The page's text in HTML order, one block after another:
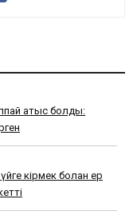
атыс болды:
кірмек болған ер